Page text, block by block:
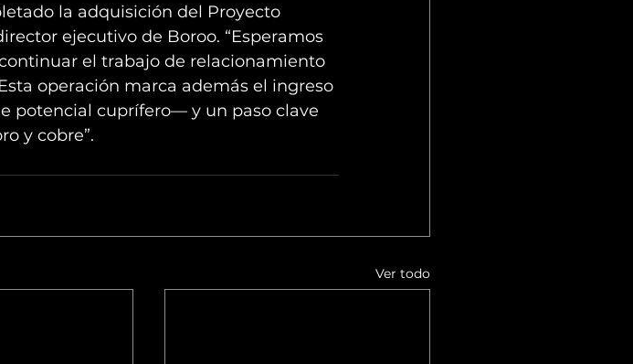
la adquisición del Proyecto
ejecutivo de Boroo. “Esperamos
el trabajo de relacionamiento
operación marca además el ingreso
potencial cuprífero— y un paso clave
y cobre”.
Ver todo